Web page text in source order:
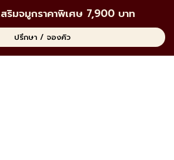
ริมจมูกราคาพิเศษ 7,900 บาท
ปรึกษา / จองคิว